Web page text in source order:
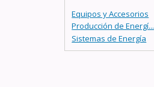
Equipos y Accesorios
Producción de Energí...
Sistemas de Energía